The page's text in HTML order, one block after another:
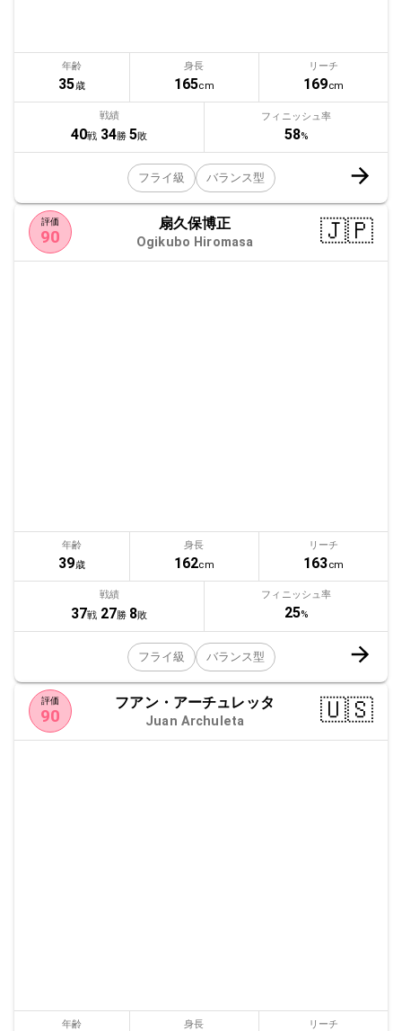
年齢
35歳
身長
165cm
リーチ
169cm
戦績
40戦 34勝 5敗
フィニッシュ率
58%
フライ級 バランス型
評価
90
扇久保博正
Ogikubo Hiromasa 🇯🇵
年齢
39歳
身長
162cm
リーチ
163cm
戦績
37戦 27勝 8敗
フィニッシュ率
25%
フライ級 バランス型
評価
90
フアン・アーチュレッタ
Juan Archuleta 🇺🇸
年齢 身長 リーチ